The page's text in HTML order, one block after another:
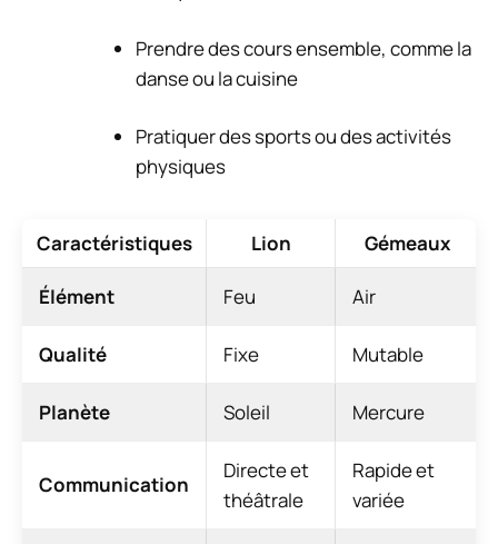
Prendre des cours ensemble, comme la
danse ou la cuisine
Pratiquer des sports ou des activités
physiques
Caractéristiques Lion Gémeaux
Élément Feu Air
Qualité Fixe Mutable
Planète Soleil Mercure
Communication
Directe et
théâtrale
Rapide et
variée